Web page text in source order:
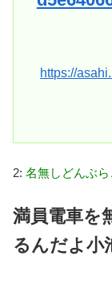
https://
2: 名無しどんぶら
満員電車を
るんだよ小